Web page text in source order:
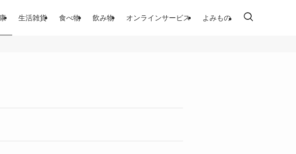
生活雑貨 食べ物 飲み物 オンラインサービス よみもの